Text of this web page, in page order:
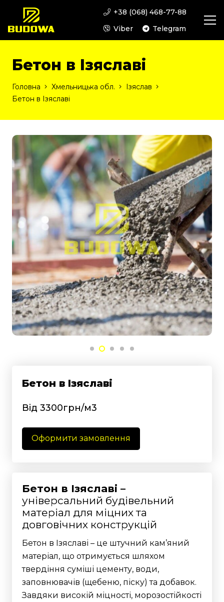
+38 (068) 468-77-88
Viber
Telegram
Бетон в Ізяславі
Головна Хмельницька обл.
Ізяслав
Бетон в Ізяславі
Бетон в Ізяславі
Від 3300грн/м3
Оформити замовлення
Бетон в Ізяславі –
універсальний будівельний
матеріал для міцних та
довговічних конструкцій
Бетон в Ізяславі – це штучний кам’яний
матеріал, що отримується шляхом
твердіння суміші цементу, води,
заповнювачів (щебеню, піску) та добавок.
Завдяки високій міцності, морозостійкості